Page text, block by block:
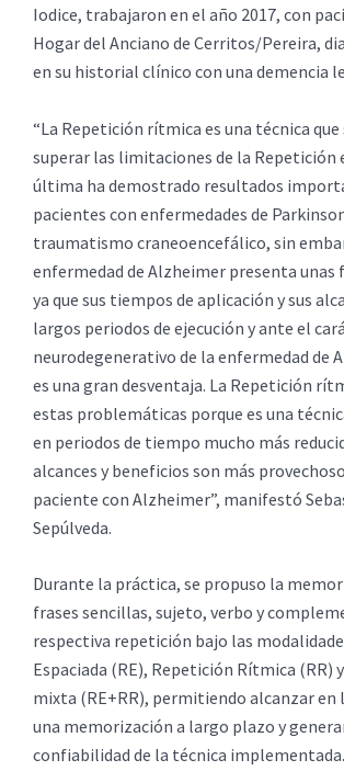
Iodice, trabajaron en el año 2017, con
Hogar del Anciano de Cerritos/Pereira,
en su historial clínico con una demencia
“La Repetición rítmica es una técnica que
superar las limitaciones de la Repetición
última ha demostrado resultados
pacientes con enfermedades de
traumatismo craneoencefálico, sin
enfermedad de Alzheimer presenta
ya que sus tiempos de aplicación y sus
largos periodos de ejecución y ante el
neurodegenerativo de la enfermedad de
es una gran desventaja. La Repetición
estas problemáticas porque es una
en periodos de tiempo mucho más
alcances y beneficios son más
paciente con Alzheimer”, manifestó
Sepúlveda.
Durante la práctica, se propuso la
frases sencillas, sujeto, verbo y
respectiva repetición bajo las
Espaciada (RE), Repetición Rítmica (RR)
mixta (RE+RR), permitiendo alcanzar en
una memorización a largo plazo y
confiabilidad de la técnica